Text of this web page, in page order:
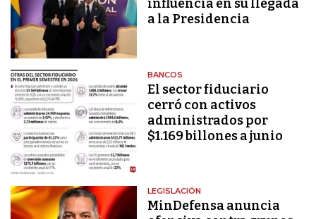
influencia en su llegada
a la Presidencia
BANCOS
El sector fiduciario
cerró con activos
administrados por
$1.169 billones a junio
LEGISLACIÓN
MinDefensa anuncia